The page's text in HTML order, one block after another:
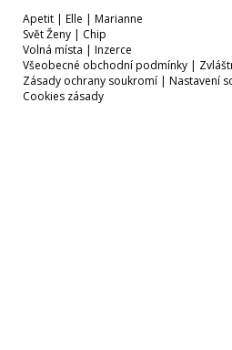
Apetit | Elle | Marianne
Svět Ženy | Chip
Volná místa | Inzerce
Všeobecné obchodní podmínky |
Zásady ochrany soukromí | Nastavení
Cookies zásady